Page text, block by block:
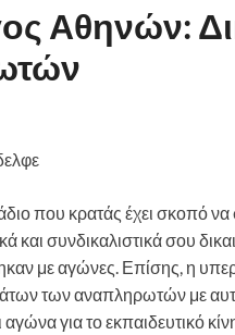
Αθηνών:
που κρατάς έχει σκοπό να
και συνδικαλιστικά σου
με αγώνες. Επίσης, η
των αναπληρωτών με
αγώνα για το εκπαιδευτικό